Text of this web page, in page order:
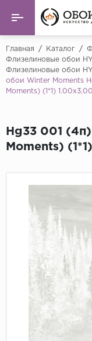
Назад
Виниловые обои
Флоковые обои
Фрески
Обои под покраску
Краска
Главная / Каталог /
Флизелиновые обои
Флизелиновые обои
обои Winter Moments
Moments) (1*1)
Hg33 001
Moments)